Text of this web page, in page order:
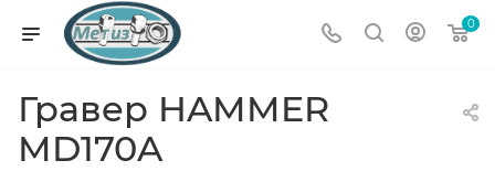
0
Гравер HAMMER
MD170A